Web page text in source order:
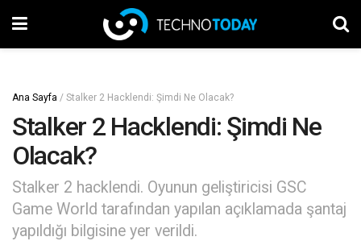
Ana Sayfa / Stalker 2 Hacklendi: Şimdi Ne Olacak?
Stalker 2 Hacklendi: Şimdi Ne
Olacak?
Stalker 2 hacklendi. Oyunun geliştiricisi GSC
Game World tarafından yapılan açıklamada şantaj
yapıldığı bilgisine yer verildi.